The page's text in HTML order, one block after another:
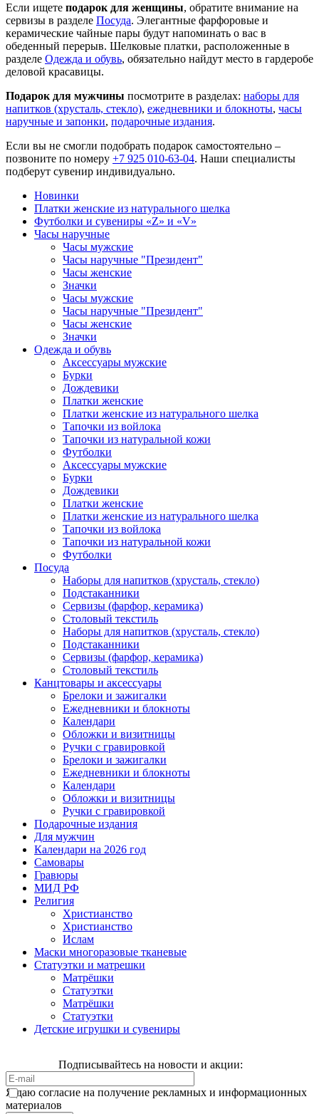
Если ищете подарок для женщины, обратите внимание на
сервизы в разделе Посуда. Элегантные фарфоровые и
керамические чайные пары будут напоминать о вас в
обеденный перерыв. Шелковые платки, расположенные в
разделе Одежда и обувь, обязательно найдут место в гардеробе
деловой красавицы.
Подарок для мужчины посмотрите в разделах: наборы для
напитков (хрусталь, стекло), ежедневники и блокноты, часы
наручные и запонки, подарочные издания.
Если вы не смогли подобрать подарок самостоятельно –
позвоните по номеру +7 925 010-63-04. Наши специалисты
подберут сувенир индивидуально.
Новинки
Платки женские из натурального шелка
Футболки и сувениры «Z» и «V»
Часы наручные
Часы мужские
Часы наручные "Президент"
Часы женские
Значки
Часы мужские
Часы наручные "Президент"
Часы женские
Значки
Одежда и обувь
Аксессуары мужские
Бурки
Дождевики
Платки женские
Платки женские из натурального шелка
Тапочки из войлока
Тапочки из натуральной кожи
Футболки
Аксессуары мужские
Бурки
Дождевики
Платки женские
Платки женские из натурального шелка
Тапочки из войлока
Тапочки из натуральной кожи
Футболки
Посуда
Наборы для напитков (хрусталь, стекло)
Подстаканники
Сервизы (фарфор, керамика)
Столовый текстиль
Наборы для напитков (хрусталь, стекло)
Подстаканники
Сервизы (фарфор, керамика)
Столовый текстиль
Канцтовары и аксессуары
Брелоки и зажигалки
Ежедневники и блокноты
Календари
Обложки и визитницы
Ручки с гравировкой
Брелоки и зажигалки
Ежедневники и блокноты
Календари
Обложки и визитницы
Ручки с гравировкой
Подарочные издания
Для мужчин
Календари на 2026 год
Самовары
Гравюры
МИД РФ
Религия
Христианство
Христианство
Ислам
Маски многоразовые тканевые
Статуэтки и матрешки
Матрёшки
Статуэтки
Матрёшки
Статуэтки
Детские игрушки и сувениры
Подписывайтесь на новости и акции:
Я даю согласие на получение рекламных и информационных
материалов